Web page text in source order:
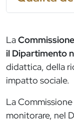
La
il Dipartimento
didattica, della
impatto sociale.
La
monitorare, nel